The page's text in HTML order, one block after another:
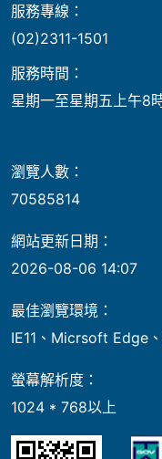
服務專線：
(02)2311-1501
服務時間：
星期一至星期五上午8
瀏覽人數：
70585814
網站更新日期：
2026-08-06 14:07
最佳瀏覽環境：
IE11、Micrsoft Edge
螢幕解析度：
1024 * 768以上